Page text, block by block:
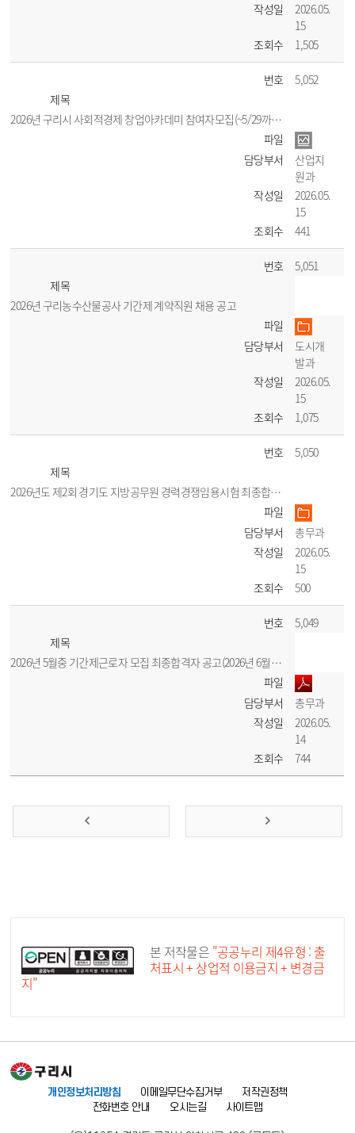
작성일
2026.05.
15
조회수
1,505
번호
5,052
제목
2026년 구리시 사회적경제 창업아카데미 참여자모집(~5/29까지)
파일
담당부서
산업지
원과
작성일
2026.05.
15
조회수
441
번호
5,051
제목
2026년 구리농수산물공사 기간제 계약직원 채용 공고
파일
담당부서
도시개
발과
작성일
2026.05.
15
조회수
1,075
번호
5,050
제목
2026년도 제2회 경기도 지방공무원 경력경쟁임용시험 최종합격자 공고
파일
담당부서
총무과
작성일
2026.05.
15
조회수
500
번호
5,049
제목
2026년 5월중 기간제근로자 모집 최종합격자 공고(2026년 6월 근로시작 등)
파일
담당부서
총무과
작성일
2026.05.
14
조회수
744
본 저작물은 "공공누리 제4유형 : 출
처표시 + 상업적 이용금지 + 변경금
지"
개인정보처리방침 이메일무단수집거부
저작권정책
전화번호 안내
오시는길 사이트맵